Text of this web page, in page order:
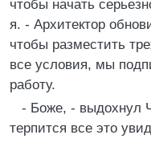
чтобы начать
я. - Архитектор
чтобы разместить
все условия, мы
работу.
- Боже, - выдохнул
терпится все это